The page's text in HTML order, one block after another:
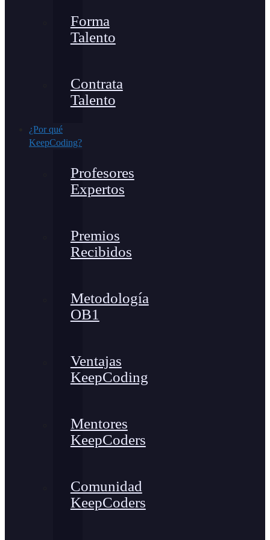
Forma
Talento
Contrata
Talento
¿Por qué
KeepCoding?
Profesores
Expertos
Premios
Recibidos
Metodología
OB1
Ventajas
KeepCoding
Mentores
KeepCoders
Comunidad
KeepCoders